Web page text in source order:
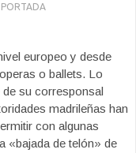
PORTADA
europeo y desde
o ballets. Lo
su corresponsal
madrileñas han
con algunas
«bajada de telón» de